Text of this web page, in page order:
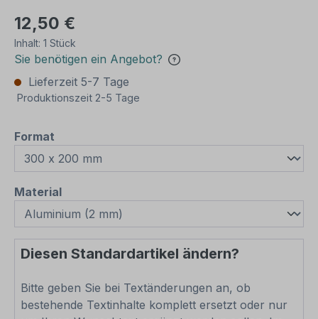
12,50 €
Inhalt: 1 Stück
Sie benötigen ein Angebot?
Lieferzeit 5-7 Tage
Produktionszeit 2-5 Tage
Format
Materialauswählen
Diesen Standardartikel ändern?
Bitte geben Sie bei Textänderungen an, ob
bestehende Textinhalte komplett ersetzt oder nur